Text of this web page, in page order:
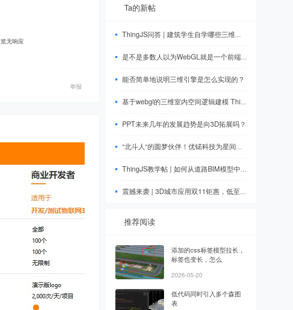
无响应
举报
Ta的新帖
ThingJS问答 | 建筑学生自学哪些三维建模软件？
是不是多数人以为WebGL就是一个前端，所以好多招聘薪资还不如资深前端？
能否简单地说明三维引擎是怎么实现的？
基于webgl的三维室内空间逻辑建模 ThingJS
PPT未来几年的发展趋势是向3D拓展吗？
“北斗人“的圆梦伙伴！优锘科技为星间链路提供技术支撑 ThingJS 3D 可视化
ThingJS教学帖 | 如何从道路BIM模型中提取出数据？
震撼来袭 | 3D城市应用双11钜惠，低至688元
推荐阅读
添加的css标签模型拉长，
标签也变长，怎么
2026-05-20
低代码同时引入多个森图
表